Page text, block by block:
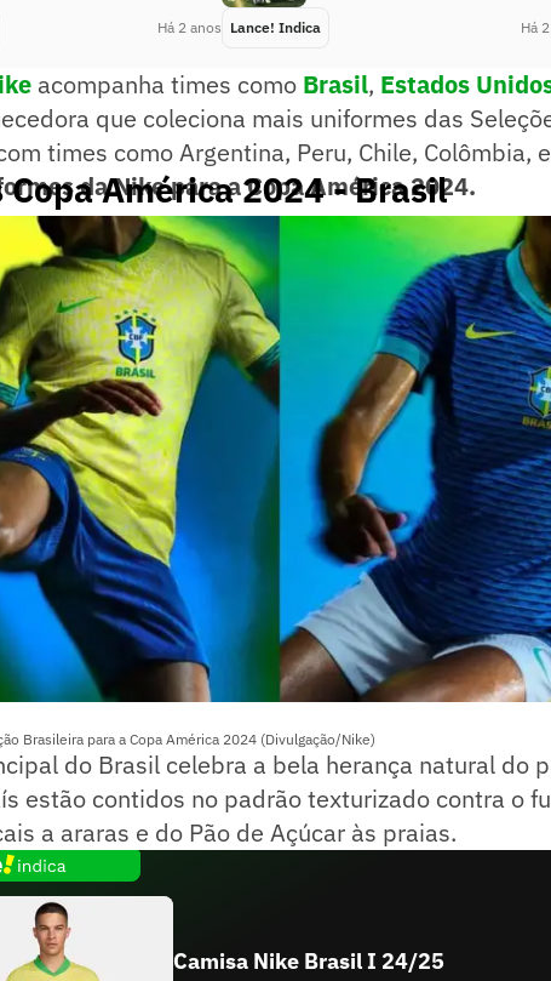
Há 2 anos Lance! Indica Há
acompanha times como Brasil, Estados
que coleciona mais uniformes das
times como Argentina, Peru, Chile, Colômbia,
da Nike para a Copa América 2024.
Copa América 2024 - Brasil
Brasileira para a Copa América 2024 (Divulgação/Nike)
do Brasil celebra a bela herança natural do
estão contidos no padrão texturizado contra o
a araras e do Pão de Açúcar às praias.
Camisa Nike Brasil I 24/25